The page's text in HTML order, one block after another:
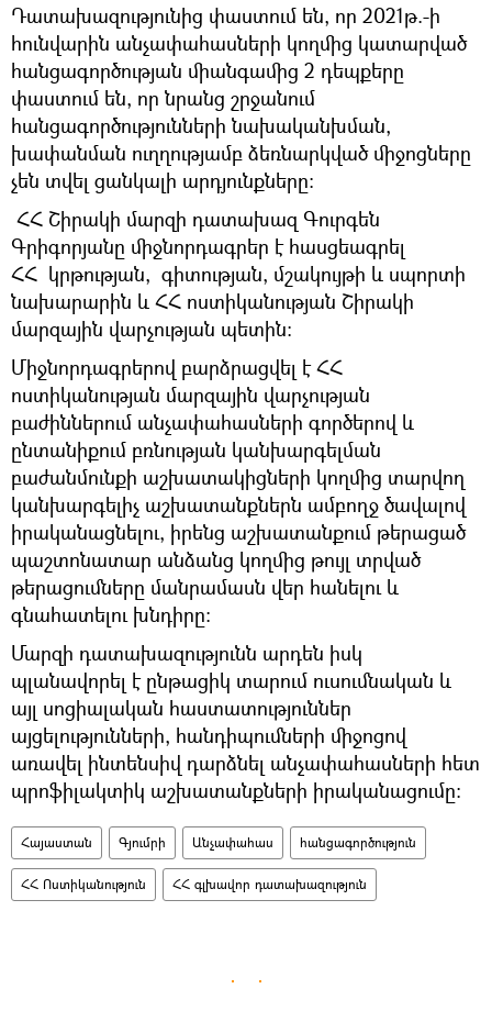
Դատախազությունից փաստում են, որ 2021թ.-ի
հունվարին անչափահասների կողմից կատարված
հանցագործության միանգամից 2 դեպքերը
փաստում են, որ նրանց շրջանում
հանցագործությունների նախականխման,
խափանման ուղղությամբ ձեռնարկված միջոցները
չեն տվել ցանկալի արդյունքները:
ՀՀ Շիրակի մարզի դատախազ Գուրգեն
Գրիգորյանը միջնորդագրեր է հասցեագրել
ՀՀ կրթության, գիտության, մշակույթի և սպորտի
նախարարին և ՀՀ ոստիկանության Շիրակի
մարզային վարչության պետին:
Միջնորդագրերով բարձրացվել է ՀՀ
ոստիկանության մարզային վարչության
բաժիններում անչափահասների գործերով և
ընտանիքում բռնության կանխարգելման
բաժանմունքի աշխատակիցների կողմից տարվող
կանխարգելիչ աշխատանքներն ամբողջ ծավալով
իրականացնելու, իրենց աշխատանքում թերացած
պաշտոնատար անձանց կողմից թույլ տրված
թերացումները մանրամասն վեր հանելու և
գնահատելու խնդիրը:
Մարզի դատախազությունն արդեն իսկ
պլանավորել է ընթացիկ տարում ուսումնական և
այլ սոցիալական հաստատություններ
այցելությունների, հանդիպումների միջոցով
առավել ինտենսիվ դարձնել անչափահասների հետ
պրոֆիլակտիկ աշխատանքների իրականացումը:
Հայաստան Գյումրի Անչափահաս հանցագործություն
ՀՀ Ոստիկանություն ՀՀ գլխավոր դատախազություն